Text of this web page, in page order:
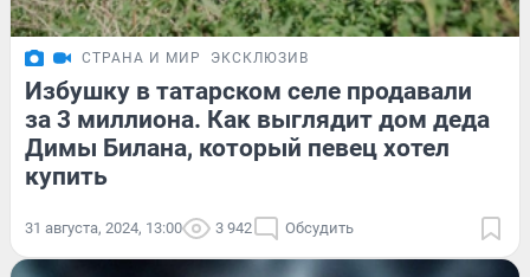
СТРАНА И МИР ЭКСКЛЮЗИВ
Избушку в татарском селе продавали
за 3 миллиона. Как выглядит дом деда
Димы Билана, который певец хотел
купить
31 августа, 2024, 13:00 3 942 Обсудить